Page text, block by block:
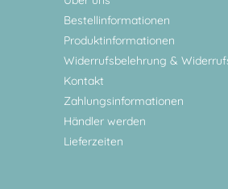
Bestellinformationen
Produktinformationen
Widerrufsbelehrung &
Kontakt
Zahlungsinformationen
Händler werden
Lieferzeiten